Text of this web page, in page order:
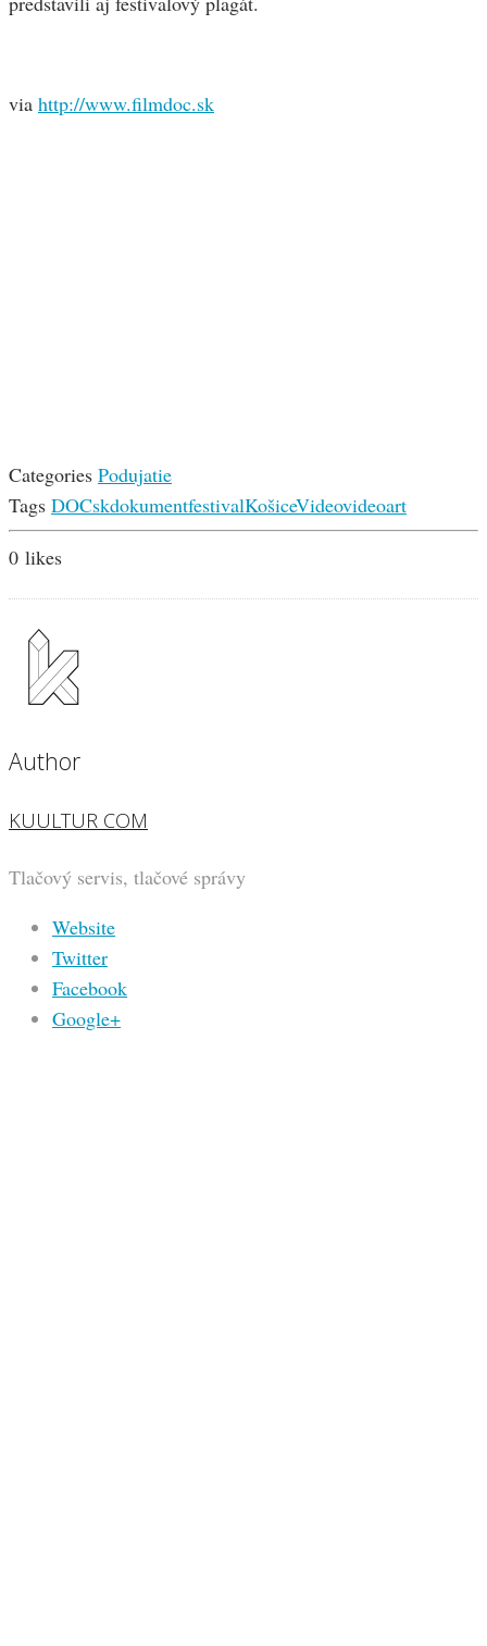
via http://www.filmdoc.sk
Categories Podujatie
Tags DOCskdokumentfestivalKošiceVideovideoart
0 likes
Author
KUULTUR COM
Tlačový servis, tlačové správy
Website
Twitter
Facebook
Google+